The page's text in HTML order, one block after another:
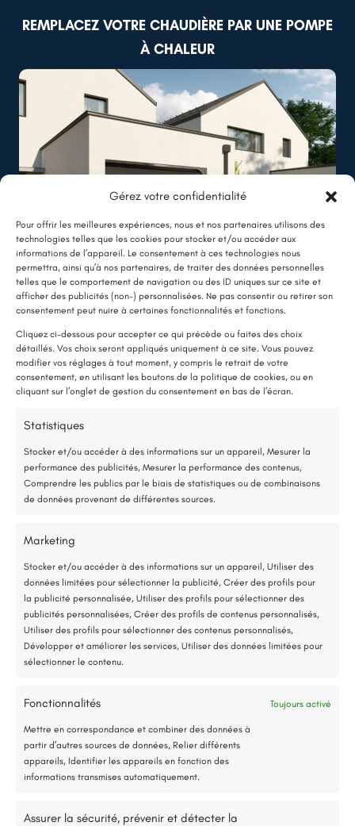
Gérez votre confidentialité
Pour offrir les meilleures expériences, nous et nos partenaires utilisons des
technologies telles que les cookies pour stocker et/ou accéder aux
informations de l’appareil. Le consentement à ces technologies nous
permettra, ainsi qu’à nos partenaires, de traiter des données personnelles
telles que le comportement de navigation ou des ID uniques sur ce site et
afficher des publicités (non-) personnalisées. Ne pas consentir ou retirer son
consentement peut nuire à certaines fonctionnalités et fonctions.
Cliquez ci-dessous pour accepter ce qui précède ou faites des choix
détaillés. Vos choix seront appliqués uniquement à ce site. Vous pouvez
modifier vos réglages à tout moment, y compris le retrait de votre
consentement, en utilisant les boutons de la politique de cookies, ou en
cliquant sur l’onglet de gestion du consentement en bas de l’écran.
Statistiques
Stocker et/ou accéder à des informations sur un appareil, Mesurer la
performance des publicités, Mesurer la performance des contenus,
Comprendre les publics par le biais de statistiques ou de combinaisons
de données provenant de différentes sources.
Marketing
Stocker et/ou accéder à des informations sur un appareil, Utiliser des
données limitées pour sélectionner la publicité, Créer des profils pour
la publicité personnalisée, Utiliser des profils pour sélectionner des
publicités personnalisées, Créer des profils de contenus personnalisés,
Utiliser des profils pour sélectionner des contenus personnalisés,
Développer et améliorer les services, Utiliser des données limitées pour
sélectionner le contenu.
Fonctionnalités Toujours activé
Mettre en correspondance et combiner des données à
partir d’autres sources de données, Relier différents
appareils, Identifier les appareils en fonction des
informations transmises automatiquement.
Assurer la sécurité, prévenir et détecter la
Rénovation complète d’une salle de bain
Lire plus
E-mail:renorev.environnement@hotmail.com
REMPLACEZ VOTRE CHAUDIÈRE PAR UNE POMPE
À CHALEUR
LE SAVIEZ-VOUS ?
Une pompe à chaleur (PAC) utilise très peu d’électricité : elle consomme
environ 1 kWh pour générer 4 kWh de chaleur.
Une solution performante et économique
75 % de l’énergie provient des calories naturellement présentes dans
Étude gratuite et sans engagement
*Aides de l’État disponibles selon votre revenu fiscal
Accompagnement administratif et financier complet
Jusqu’à 80% de prise en charge*